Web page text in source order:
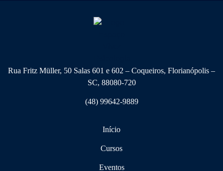
Rua Fritz Müller, 50 Salas 601 e 602 – Coqueiros, Florianópolis –
SC, 88080-720
(48) 99642-9889
Início
Cursos
Eventos